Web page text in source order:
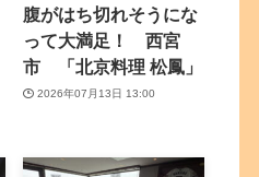
腹がはち切れそうにな
って大満足！ 西宮
市 「北京料理 松鳳」
2026年07月13日 13:00